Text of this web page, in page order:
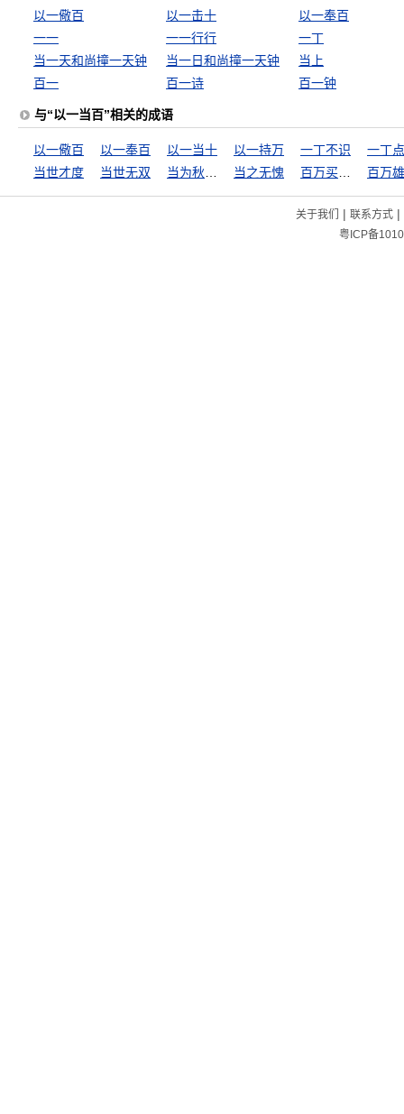
以一儆百 以一击十
以一奉百
一一
一一行行
一丁
当一天和尚撞一天钟
当一日和尚撞一天钟
当上
百一
百一诗 百一钟
与“以一当百”相关的成语
以一儆百 以一奉百 以一当十 以一持万 一丁不识
一丁
当世才度
当世无双 当之无愧 百万
关于我们 | 联系方式|
粤ICP备